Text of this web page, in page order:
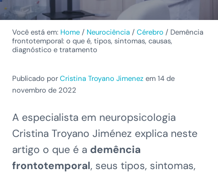
Você está em: Home / Neurociência / Cérebro / Demência
frontotemporal: o que é, tipos, sintomas, causas,
diagnóstico e tratamento
Publicado por Cristina Troyano Jimenezem 14 de
novembro de 2022
A especialista em neuropsicologia
Cristina Troyano Jiménez explica neste
artigo o que é a demência
frontotemporal, seus tipos, sintomas,